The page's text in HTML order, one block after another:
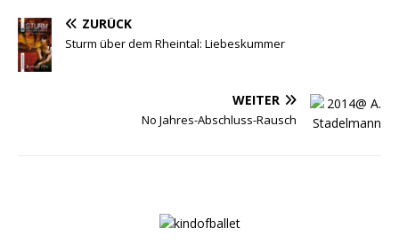
ZURÜCK
Sturm über dem Rheintal: Liebeskummer
WEITER
No Jahres-Abschluss-Rausch